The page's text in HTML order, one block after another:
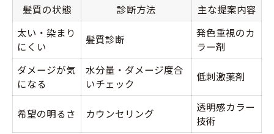
髪質の状態 診断方法
主な提案内容
太い・染まり
にくい
髪質診断
発色重視のカ
ラー剤
ダメージが気
になる
水分量・ダメージ度合
いチェック
低刺激薬剤
希望の明るさ カウンセリング
透明感カラー
技術
ご予約はこちら
ご予約はこちら